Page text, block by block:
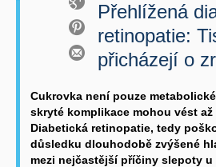
Přehlížená
retinopatie:
přicházejí o
Cukrovka není pouze
skryté komplikace mohou vést až
Diabetická retinopatie, tedy
důsledku dlouhodobě zvýšené
mezi nejčastější příčiny slepoty